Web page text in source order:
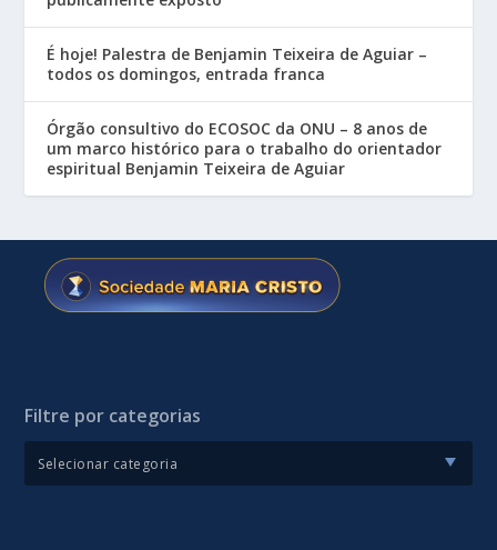
É hoje! Palestra de Benjamin Teixeira de Aguiar –
todos os domingos, entrada franca
Órgão consultivo do ECOSOC da ONU – 8 anos de
um marco histórico para o trabalho do orientador
espiritual Benjamin Teixeira de Aguiar
Filtre por categorias